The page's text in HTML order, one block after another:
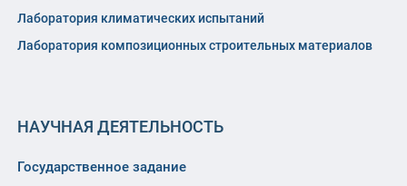
Лаборатория климатических испытаний
Лаборатория композиционных строительных материалов
НАУЧНАЯ ДЕЯТЕЛЬНОСТЬ
Государственное задание